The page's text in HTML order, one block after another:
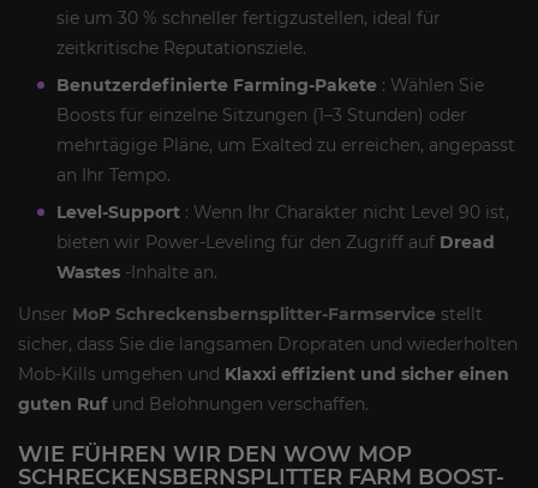
sie um 30 % schneller fertigzustellen, ideal für
zeitkritische Reputationsziele.
Benutzerdefinierte Farming-Pakete : Wählen Sie
Boosts für einzelne Sitzungen (1–3 Stunden) oder
mehrtägige Pläne, um Exalted zu erreichen, angepasst
an Ihr Tempo.
Level-Support : Wenn Ihr Charakter nicht Level 90 ist,
bieten wir Power-Leveling für den Zugriff auf Dread
Wastes -Inhalte an.
Unser MoP Schreckensbernsplitter-Farmservice stellt
sicher, dass Sie die langsamen Dropraten und wiederholten
Mob-Kills umgehen und Klaxxi effizient und sicher einen
guten Rufund Belohnungen verschaffen.
WIE FÜHREN WIR DEN WOW MOP
SCHRECKENSBERNSPLITTER FARM BOOST-